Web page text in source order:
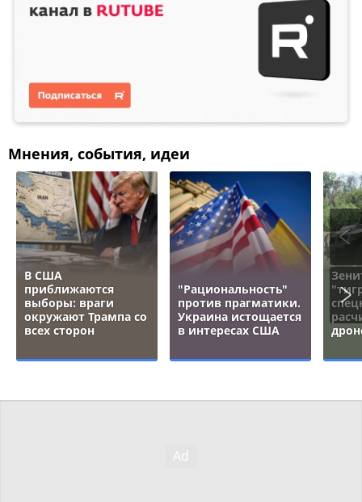
Мнения, события, идеи
В США
приближаются
выборы: враги
окружают Трампа со
всех сторон
"Рациональность"
против прагматики.
Украина истощается
в интересах США